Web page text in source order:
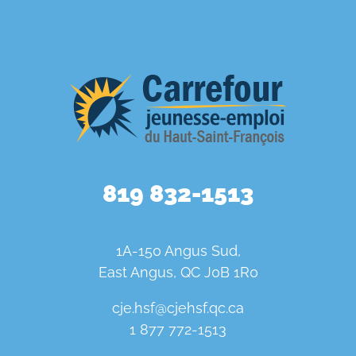
819 832-1513
1A-150 Angus Sud,
East Angus, QC J0B 1R0
cje.hsf@cjehsf.qc.ca
1 877 772-1513